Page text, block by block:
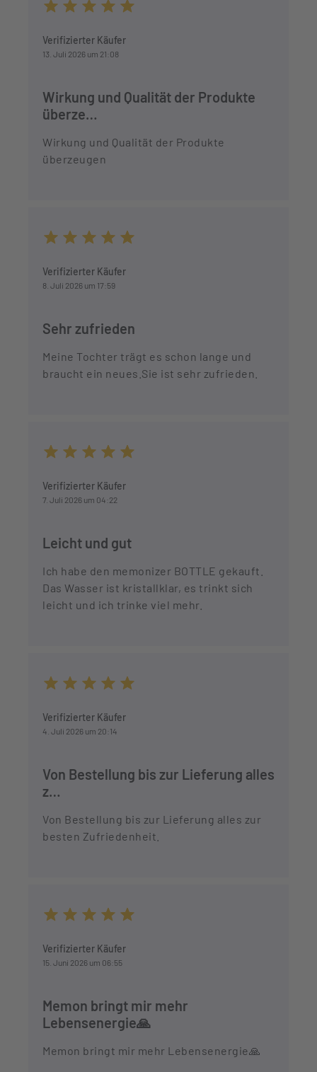
Verifizierter Käufer
13. Juli 2026 um 21:08
Wirkung und Qualität der Produkte
überze…
Wirkung und Qualität der Produkte
überzeugen
Verifizierter Käufer
8. Juli 2026 um 17:59
Sehr zufrieden
Meine Tochter trägt es schon lange und
braucht ein neues.Sie ist sehr zufrieden.
Verifizierter Käufer
7. Juli 2026 um 04:22
Leicht und gut
Ich habe den memonizer BOTTLE gekauft.
Das Wasser ist kristallklar, es trinkt sich
leicht und ich trinke viel mehr.
Verifizierter Käufer
4. Juli 2026 um 20:14
Von Bestellung bis zur Lieferung alles
z…
Von Bestellung bis zur Lieferung alles zur
besten Zufriedenheit.
Verifizierter Käufer
15. Juni 2026 um 06:55
Memon bringt mir mehr
Lebensenergie🙏
Memon bringt mir mehr Lebensenergie🙏